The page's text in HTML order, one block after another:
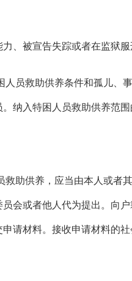
被宣告失踪或者在监狱服
救助供养条件和孤儿、事
纳入特困人员救助供养范
供养，应当由本人或者其
会或者他人代为提出。向
请材料。接收申请材料的